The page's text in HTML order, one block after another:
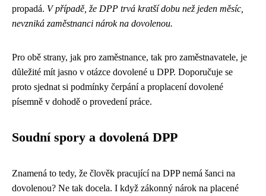
propadá. V případě, že DPP trvá kratší dobu než jeden měsíc,
nevzniká zaměstnanci nárok na dovolenou.
Pro obě strany, jak pro zaměstnance, tak pro zaměstnavatele, je
důležité mít jasno v otázce dovolené u DPP. Doporučuje se
proto sjednat si podmínky čerpání a proplacení dovolené
písemně v dohodě o provedení práce.
Soudní spory a dovolená DPP
Znamená to tedy, že člověk pracující na DPP nemá šanci na
dovolenou? Ne tak docela. I když zákonný nárok na placené